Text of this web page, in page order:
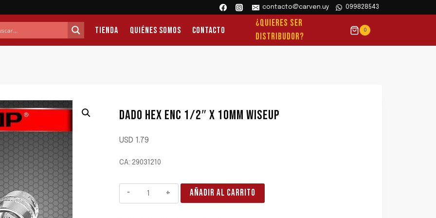
contacto@carven.uy 099828543
Tienda Quiénes Somos Contacto
¿QUIERES SER
DISTRIBUDOR?
0
DADO HEX ENC 1/2″ X 10MM WISEUP
USD 1.79
CA: 29031210
DADO
HEX
AÑADIR AL CARRITO